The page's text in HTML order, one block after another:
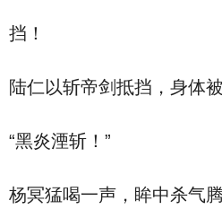
挡！
陆仁以斩帝剑抵挡，身体
“黑炎湮斩！”
杨冥猛喝一声，眸中杀气